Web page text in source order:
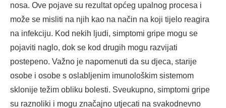
nosa. Ove pojave su rezultat općeg upalnog procesa i
može se misliti na njih kao na način na koji tijelo reagira
na infekciju. Kod nekih ljudi, simptomi gripe mogu se
pojaviti naglo, dok se kod drugih mogu razvijati
postepeno. Važno je napomenuti da su djeca, starije
osobe i osobe s oslabljenim imunološkim sistemom
sklonije težim obliku bolesti. Sveukupno, simptomi gripe
su raznoliki i mogu značajno utjecati na svakodnevno